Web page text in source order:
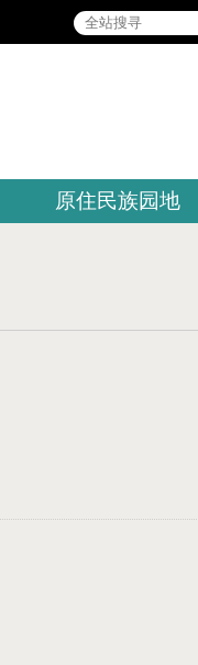
原住民族园地